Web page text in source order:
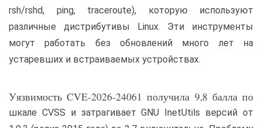
rsh/rshd, ping, traceroute), которую используют
различные дистрибутивы Linux. Эти инструменты
могут работать без обновлений много лет на
устаревших и встраиваемых устройствах.
Уязвимость CVE-2026-24061 получила 9,8 балла по
шкале CVSS и затрагивает GNU InetUtils версий от